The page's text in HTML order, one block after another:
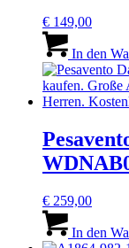
€ 149,00
In den
€ 259,00
In den